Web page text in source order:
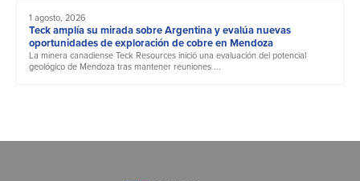
1 agosto, 2026
Teck amplía su mirada sobre Argentina y evalúa nuevas
oportunidades de exploración de cobre en Mendoza
La minera canadiense Teck Resources inició una evaluación del potencial
geológico de Mendoza tras mantener reuniones ...